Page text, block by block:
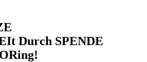
Durch SPENDE